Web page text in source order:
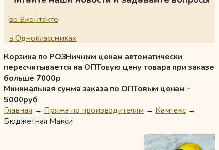
во Вконтакте
в Одноклассниках
Корзина по РОЗНичным ценам автоматически
пересчитывается на ОПТовую цену товара при заказе
больше 7000р
Минимальная сумма заказа по ОПТовым ценам -
5000руб
Главная → Пряжа по производителям → Камтекс →
Бюджетная Макси